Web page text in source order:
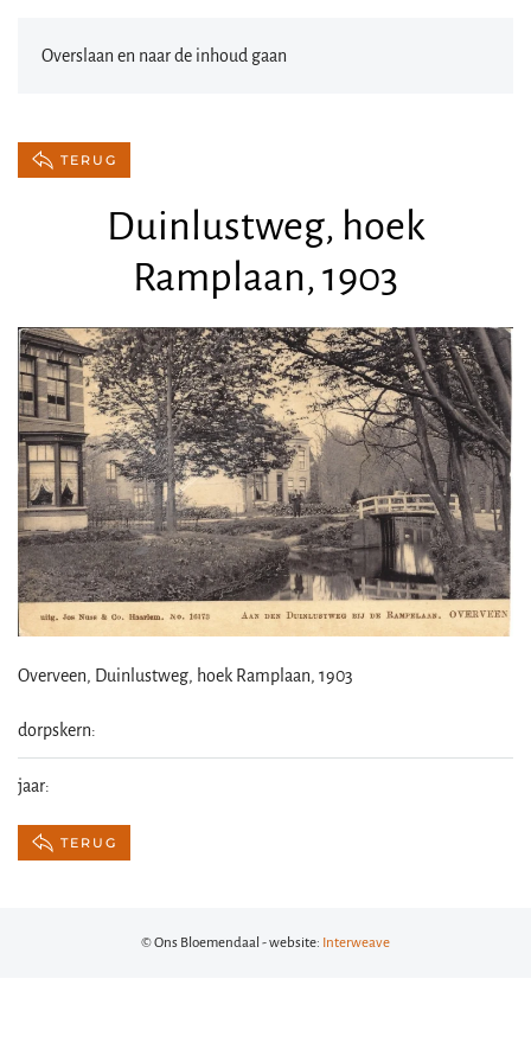
Overslaan en naar de inhoud gaan
TERUG
Duinlustweg, hoek
Ramplaan, 1903
Overveen, Duinlustweg, hoek Ramplaan, 1903
dorpskern:
jaar:
TERUG
© Ons Bloemendaal - website: Interweave